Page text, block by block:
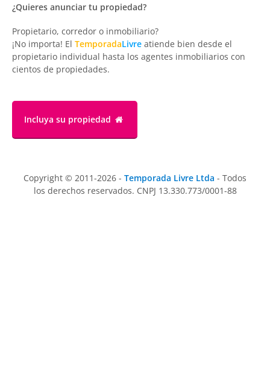
¿Quieres anunciar tu propiedad?
Propietario, corredor o inmobiliario?
¡No importa! El TemporadaLivre atiende bien desde el
propietario individual hasta los agentes inmobiliarios con
cientos de propiedades.
Incluya su propiedad
Copyright © 2011-2026 - Temporada Livre Ltda - Todos
los derechos reservados. CNPJ 13.330.773/0001-88